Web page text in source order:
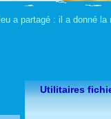
a partagé : il a donné
Utilitaires